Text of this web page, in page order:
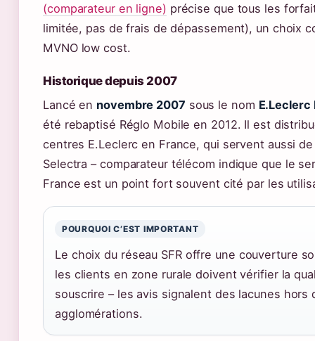
(comparateur en ligne) précise que tous les
limitée, pas de frais de dépassement), un choix
MVNO low cost.
Historique depuis 2007
Lancé en novembre 2007 sous le nom E.Leclerc
été rebaptisé Réglo Mobile en 2012. Il est
centres E.Leclerc en France, qui servent aussi
Selectra – comparateur télécom indique que le
France est un point fort souvent cité par les
POURQUOI C’EST IMPORTANT
Le choix du réseau SFR offre une couverture
les clients en zone rurale doivent vérifier la
souscrire – les avis signalent des lacunes hors
agglomérations.